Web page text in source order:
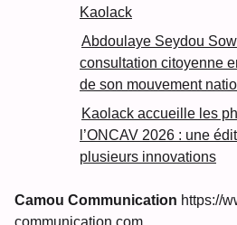
Kaolack
Abdoulaye Seydou
consultation citoyenne
de son mouvement
Kaolack accueille les
l’ONCAV 2026 : une
plusieurs innovations
Camou Communication https://